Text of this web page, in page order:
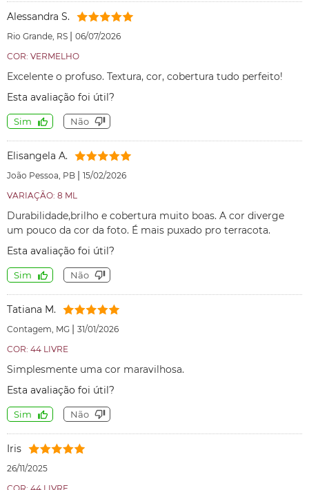
Alessandra S.
Rio Grande, RS | 06/07/2026
COR: VERMELHO
Excelente o profuso. Textura, cor, cobertura tudo perfeito!
Esta avaliação foi útil?
Sim Não
Elisangela A.
João Pessoa, PB | 15/02/2026
VARIAÇÃO: 8 ML
Durabilidade,brilho e cobertura muito boas. A cor diverge
um pouco da cor da foto. É mais puxado pro terracota.
Esta avaliação foi útil?
Sim Não
Tatiana M.
Contagem, MG | 31/01/2026
COR: 44 LIVRE
Simplesmente uma cor maravilhosa.
Esta avaliação foi útil?
Sim Não
Iris
26/11/2025